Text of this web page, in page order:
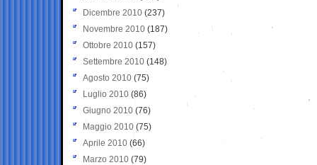
Dicembre 2010 (237)
Novembre 2010 (187)
Ottobre 2010 (157)
Settembre 2010 (148)
Agosto 2010 (75)
Luglio 2010 (86)
Giugno 2010 (76)
Maggio 2010 (75)
Aprile 2010 (66)
Marzo 2010 (79)